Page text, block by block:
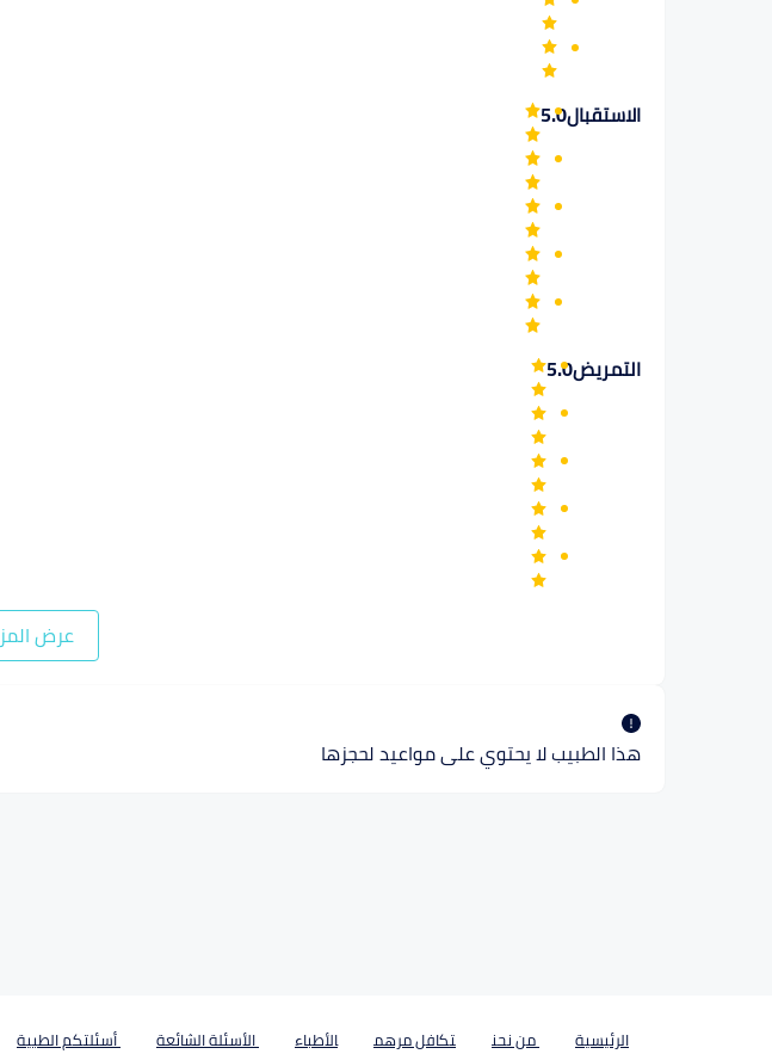
الاستقبال5.0
التمريض5.0
عرض
هذا الطبيب لا يحتوي على مواعيد لحجزها
الرئيسية من نحن تكافل مرهم الأطباء الأسئلة الشائعة أسئلتكم الطبية